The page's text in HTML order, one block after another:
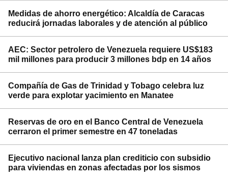
Medidas de ahorro energético: Alcaldía de Caracas
reducirá jornadas laborales y de atención al público
AEC: Sector petrolero de Venezuela requiere US$183
mil millones para producir 3 millones bdp en 14 años
Compañía de Gas de Trinidad y Tobago celebra luz
verde para explotar yacimiento en Manatee
Reservas de oro en el Banco Central de Venezuela
cerraron el primer semestre en 47 toneladas
Ejecutivo nacional lanza plan crediticio con subsidio
para viviendas en zonas afectadas por los sismos